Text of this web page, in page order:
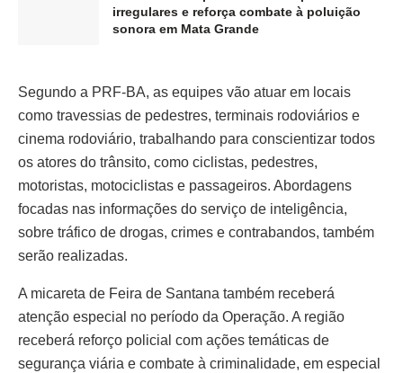
irregulares e reforça combate à poluição
sonora em Mata Grande
Segundo a PRF-BA, as equipes vão atuar em locais
como travessias de pedestres, terminais rodoviários e
cinema rodoviário, trabalhando para conscientizar todos
os atores do trânsito, como ciclistas, pedestres,
motoristas, motociclistas e passageiros. Abordagens
focadas nas informações do serviço de inteligência,
sobre tráfico de drogas, crimes e contrabandos, também
serão realizadas.
A micareta de Feira de Santana também receberá
atenção especial no período da Operação. A região
receberá reforço policial com ações temáticas de
segurança viária e combate à criminalidade, em especial